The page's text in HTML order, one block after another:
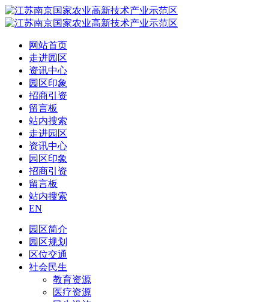
网站首页
走进园区
资讯中心
园区印象
招商引资
留言板
站内搜索
走进园区
资讯中心
园区印象
招商引资
留言板
站内搜索
EN
园区简介
园区规划
区位交通
社会民生
教育资源
医疗资源